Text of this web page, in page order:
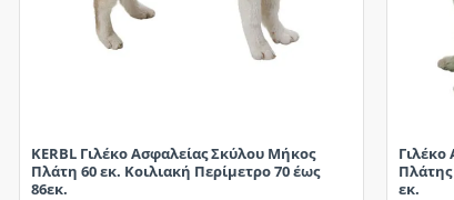
KERBL Γιλέκο Ασφαλείας Σκύλου Μήκος
Πλάτη 60 εκ. Κοιλιακή Περίμετρο 70 έως
86εκ.
Πλάτης
εκ.